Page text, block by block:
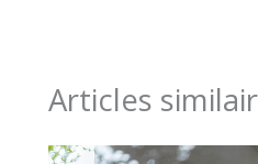
Articles